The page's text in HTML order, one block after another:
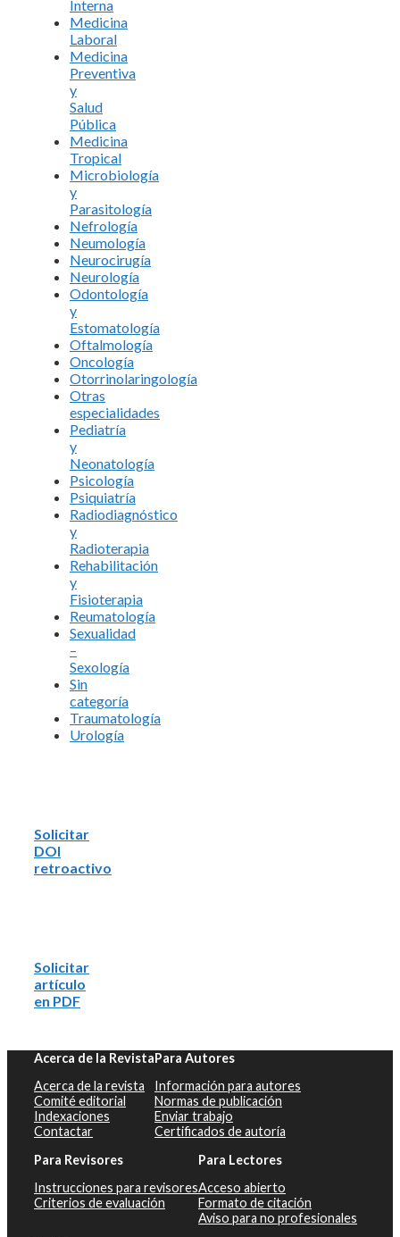
Interna
Medicina
Laboral
Medicina
Preventiva
y
Salud
Pública
Medicina
Tropical
Microbiología
y
Parasitología
Nefrología
Neumología
Neurocirugía
Neurología
Odontología
y
Estomatología
Oftalmología
Oncología
Otorrinolaringología
Otras
especialidades
Pediatría
y
Neonatología
Psicología
Psiquiatría
Radiodiagnóstico
y
Radioterapia
Rehabilitación
y
Fisioterapia
Reumatología
Sexualidad
–
Sexología
Sin
categoría
Traumatología
Urología
Solicitar
DOI
retroactivo
Solicitar
artículo
en PDF
Acerca de la Revista
Acerca de la revista
Comité editorial
Indexaciones
Contactar
Para Autores
Información para autores
Normas de publicación
Enviar trabajo
Certificados de autoría
Para Revisores
Instrucciones para revisores
Criterios de evaluación
Para Lectores
Acceso abierto
Formato de citación
Aviso para no profesionales